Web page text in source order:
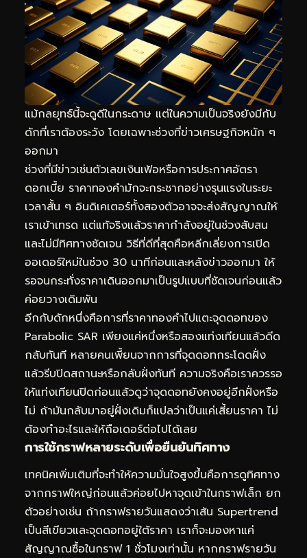
แม้กลยุทธ์นี้จะดูดีในกระดาษ แต่ในความเป็นจริงยังมีกับ
ดักที่เราต้องระวัง โดยเฉพาะช่วงที่ข่าวเศรษฐกิจหนัก ๆ
ออกมา
ช่วงที่มีข่าวเช่นตัวเลขเงินเฟ้อหรือการประกาศอัตรา
ดอกเบี้ย ราคาทองคำมักจะกระชากอย่างรุนแรงในระยะ
เวลาสั้น ๆ อินดิเคเตอร์ทั้งสองตัวอาจจะส่งสัญญาณให้
เราเข้าเทรด แต่แท้จริงแล้วราคากำลังอยู่ในช่วงสับสน
และไม่มีทิศทางชัดเจน วิธีที่ดีที่สุดคือหลีกเลี่ยงการเปิด
ออเดอร์ใหม่ในช่วง 30 นาทีก่อนและหลังข่าวออกมา ให้
รอจนกระทั่งราคาเดินออกมาเป็นรูปแบบที่ชัดเจนก่อนแล้ว
ค่อยวางเดิมพัน
อีกกับดักหนึ่งคือการที่ราคาทองคำไปแตะจุดดอทของ
Parabolic SAR เพียงแค่หนึ่งหรือสองแท่งเทียนแล้วดีด
กลับทันที หลายคนเพี้ยนจากการที่จุดดอทกระโดดฝั่ง
แล้วรีบปิดสถานะหรือกลับฝั่งทันที ความจริงคือเราควรรอ
ให้แท่งเทียนปิดก่อนแล้วดูว่าจุดดอทยังคงอยู่อีกฝั่งหรือ
ไม่ ถ้ามันกลับมาอยู่ฝั่งเดิมก็แปลว่าเป็นแค่เสี้ยนราคา ไม่
ต้องทำอะไรและให้ถือเดอร์ต่อไปได้เลย
การใช้กราฟหลายระดับเพื่อยืนยันทิศทาง
เทคนิคเพิ่มเติมที่จะทำให้ความมั่นใจสูงขึ้นคือการดูทิศทาง
จากกราฟใหญ่ก่อนแล้วค่อยไปหาจุดเข้าในกราฟเล็ก ยก
ตัวอย่างเช่น ถ้ากราฟรายวันแสดงว่าเส้น Supertrend
เป็นสีเขียวและจุดดอทอยู่ใต้ราคา เราก็จะมองหาแค่
สัญญาณซื้อในกราฟ 1 ชั่วโมงเท่านั้น หากกราฟรายวัน